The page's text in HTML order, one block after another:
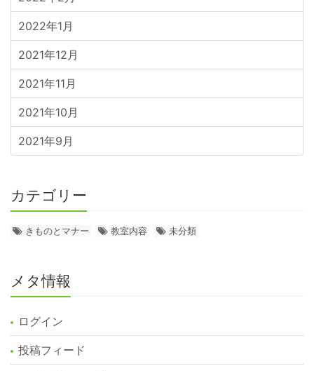
2022年1月
2021年12月
2021年11月
2021年10月
2021年9月
カテゴリー
きものとマナー 教室内容 未分類
メタ情報
ログイン
投稿フィード